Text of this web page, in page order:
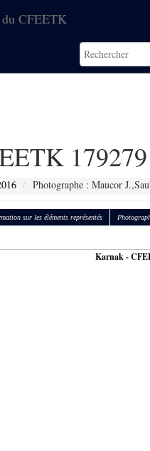
CFEETK
179279
Photographe : Maucor
sur les éléments représentés